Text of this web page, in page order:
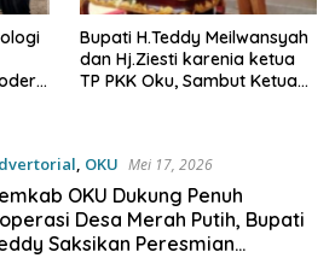
Bupati H.Teddy Meilwansyah
dan Hj.Ziesti karenia ketua
TP PKK Oku, Sambut Ketua
, OKU Mei 17, 2026
OKU Dukung Penuh
Desa Merah Putih, Bupati
Saksikan Peresmian